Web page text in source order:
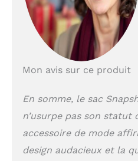
Mon avis sur ce produit
En somme, le sac
n’usurpe pas son statut
accessoire de mode
design audacieux et la